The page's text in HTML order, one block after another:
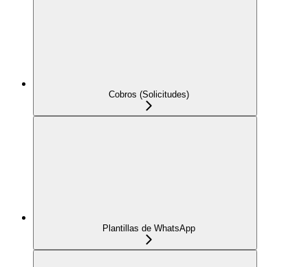
Cobros (Solicitudes)
Plantillas de WhatsApp